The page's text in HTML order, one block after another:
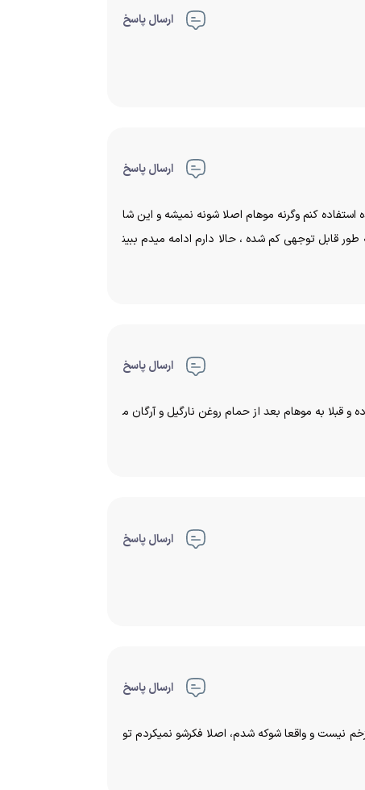
ارسال پاسخ
ارسال پاسخ
کنم وگرنه موهام اصلا شونه نمیشه و این شا
قابل توجهی کم شده ، حالا دارم ادامه میدم ببین
ارسال پاسخ
و قبلا به موهام بعد از حمام روغن نارگیل و آرگان م
ارسال پاسخ
ارسال پاسخ
سر داشتم و حدود چند ماه درگیرش بودم، الان بعد از استفاده حدودا ۲۰ روز اثری از زخم نیست و واقعا شوکه شدم، اصلا فکرشو نمیکردم تو